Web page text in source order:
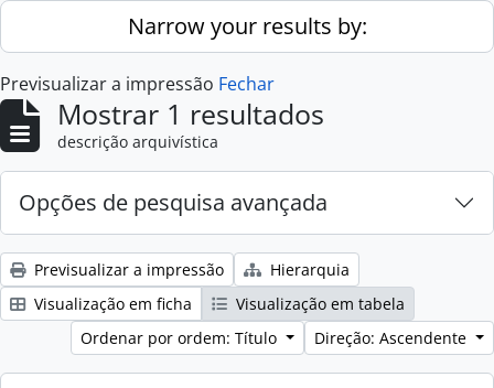
Skip to main contentNarrow your results by:
Previsualizar a impressão Fechar
Mostrar 1 resultados
descrição arquivística
Opções de pesquisa avançada
Previsualizar a impressão
Hierarquia
Visualização em ficha
Visualização em tabela
Ordenar por ordem: Título
Direção: Ascendente